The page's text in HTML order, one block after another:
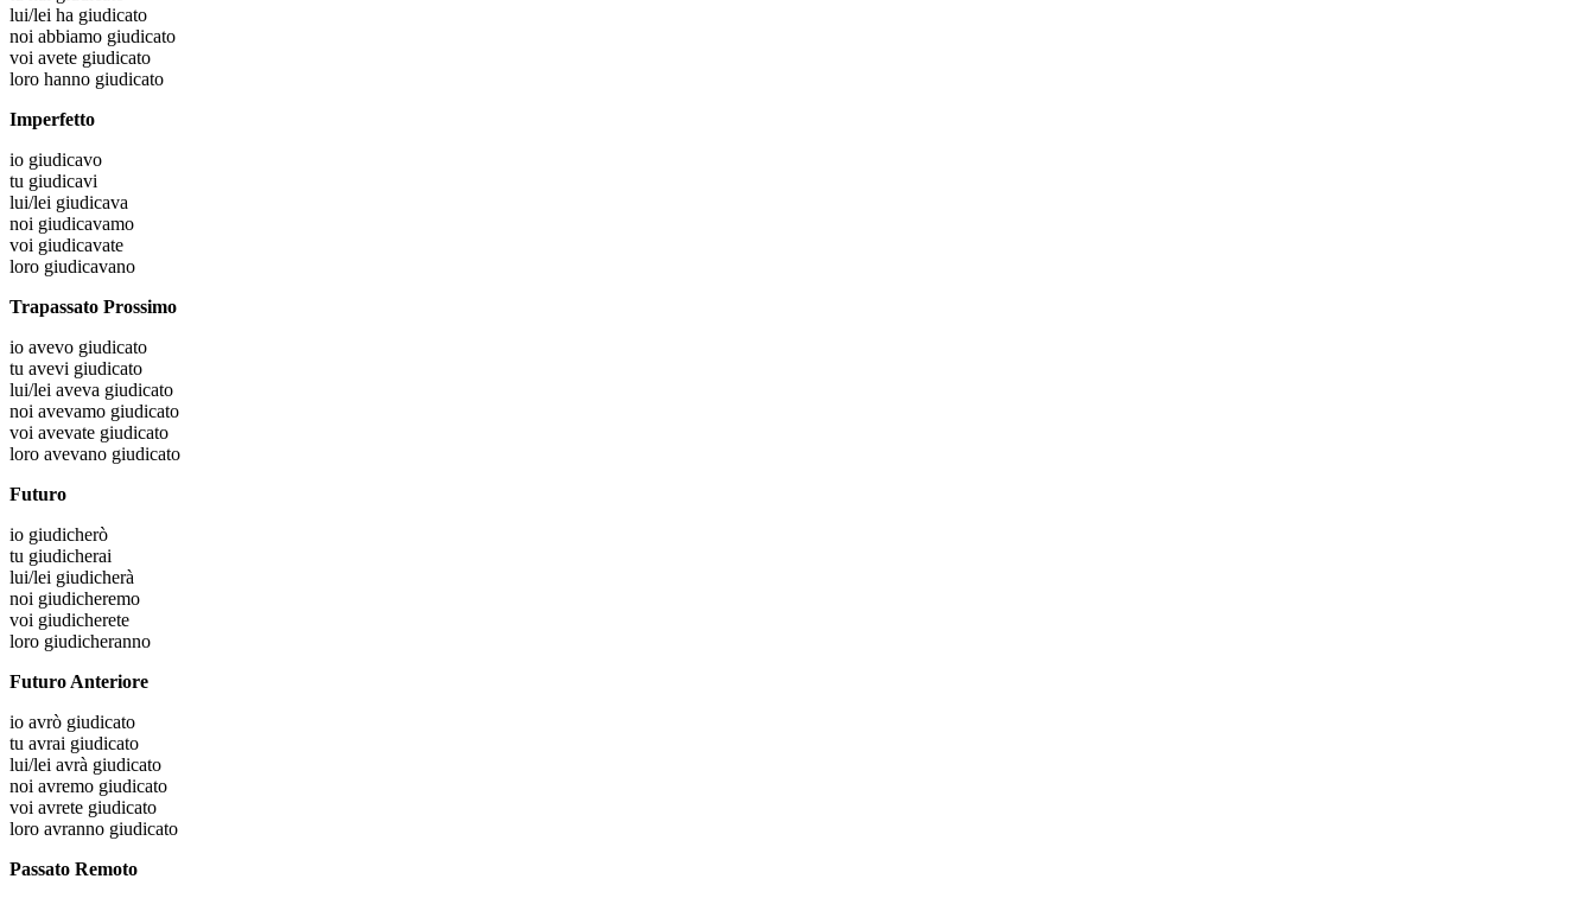
lui/lei ha giudicato
noi abbiamo giudicato
voi avete giudicato
loro hanno giudicato
Imperfetto
io giudicavo
tu giudicavi
lui/lei giudicava
noi giudicavamo
voi giudicavate
loro giudicavano
Trapassato Prossimo
io avevo giudicato
tu avevi giudicato
lui/lei aveva giudicato
noi avevamo giudicato
voi avevate giudicato
loro avevano giudicato
Futuro
io giudicherò
tu giudicherai
lui/lei giudicherà
noi giudicheremo
voi giudicherete
loro giudicheranno
Futuro Anteriore
io avrò giudicato
tu avrai giudicato
lui/lei avrà giudicato
noi avremo giudicato
voi avrete giudicato
loro avranno giudicato
Passato Remoto